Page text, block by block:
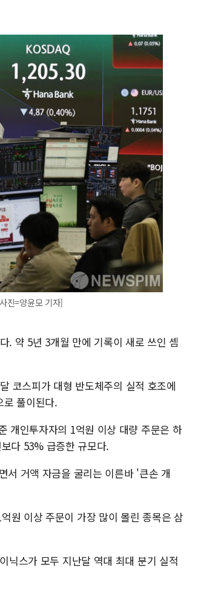
진=양윤모 기자]
. 약 5년 3개월 만에 기록이 새로 쓰인 셈
코스피가 대형 반도체주의 실적 호조에
로 풀이된다.
개인투자자의 1억원 이상 대량 주문은 하
다 53% 급증한 규모다.
서 거액 자금을 굴리는 이른바 '큰손 개
원 이상 주문이 가장 많이 몰린 종목은 삼
닉스가 모두 지난달 역대 최대 분기 실적